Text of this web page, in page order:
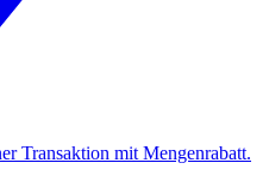
Transaktion mit Mengenrabatt.